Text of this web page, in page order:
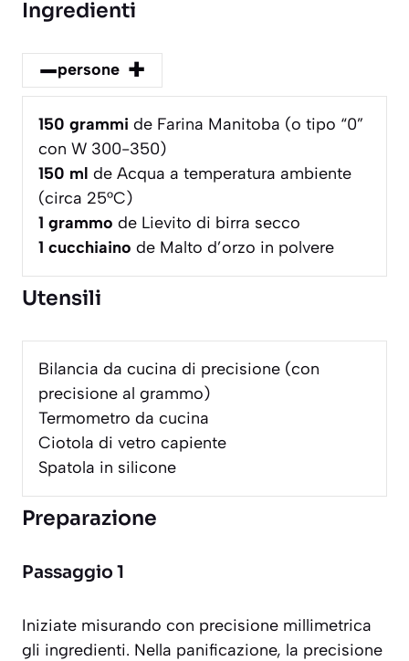
Ingredienti
–persone +
150 grammi de Farina Manitoba (o tipo “0”
con W 300-350)
150 ml de Acqua a temperatura ambiente
(circa 25°C)
1 grammo de Lievito di birra secco
1 cucchiaino de Malto d’orzo in polvere
Utensili
Bilancia da cucina di precisione (con
precisione al grammo)
Termometro da cucina
Ciotola di vetro capiente
Spatola in silicone
Preparazione
Passaggio 1
Iniziate misurando con precisione millimetrica
gli ingredienti. Nella panificazione, la precisione